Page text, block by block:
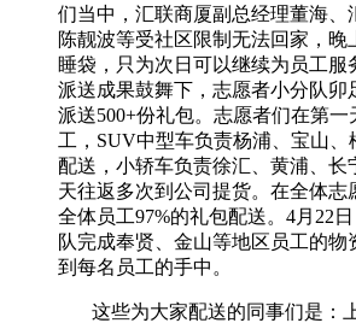
们当中，汇联商厦副总经理董海、
陈靓波等受社区限制无法回家，晚
睡袋，只为次日可以继续为员工服
派送成果鼓舞下，志愿者小分队卯
派送500+份礼包。志愿者们在第一
工， SUV中型车负责杨浦、宝山、
配送，小轿车负责徐汇、黄浦、长
天往返多次到公司提货。在全体志
全体员工97%的礼包配送。 4月 22
队完成奉贤、金山等地区员工的物
到每名员工的手中。
这些为大家配送的同事们是：